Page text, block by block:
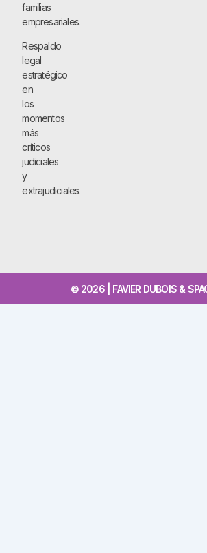
familias
empresariales.
Respaldo
legal
estratégico
en
los
momentos
más
críticos
judiciales
y
extrajudiciales.
© 2026 | FAVIER DUBOIS &